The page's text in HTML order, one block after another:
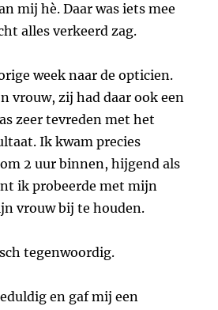
mij hè. Daar was iets mee
alles verkeerd zag.
week naar de opticien.
vrouw, zij had daar ook een
zeer tevreden met het
Ik kwam precies
2 uur binnen, hijgend als
ik probeerde met mijn
vrouw bij te houden.
tegenwoordig.
en gaf mij een